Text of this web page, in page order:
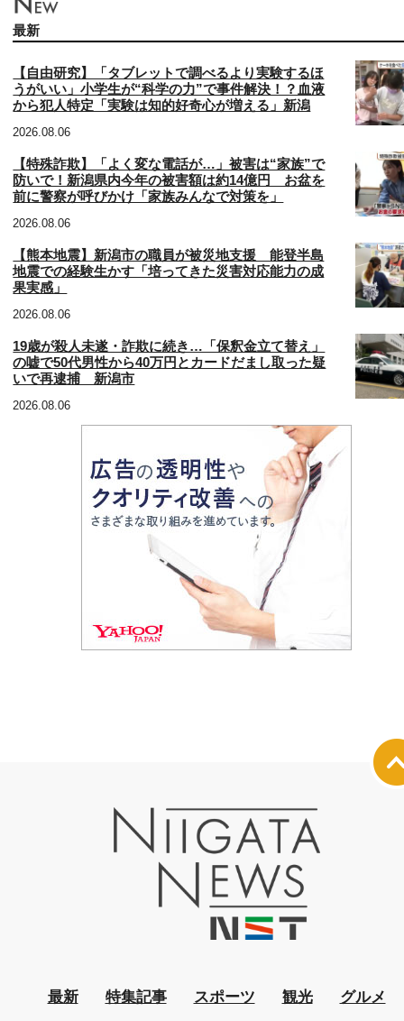
最新
【自由研究】「タブレットで調べるより実験するほ
うがいい」小学生が“科学の力”で事件解決！？血液
から犯人特定「実験は知的好奇心が増える」新潟
2026.08.06
【特殊詐欺】「よく変な電話が…」被害は“家族”で
防いで！新潟県内今年の被害額は約14億円 お盆を
前に警察が呼びかけ「家族みんなで対策を」
2026.08.06
【熊本地震】新潟市の職員が被災地支援 能登半島
地震での経験生かす「培ってきた災害対応能力の成
果実感」
2026.08.06
19歳が殺人未遂・詐欺に続き…「保釈金立て替え」
の嘘で50代男性から40万円とカードだまし取った疑
いで再逮捕 新潟市
2026.08.06
最新 特集記事 スポーツ 観光 グルメ